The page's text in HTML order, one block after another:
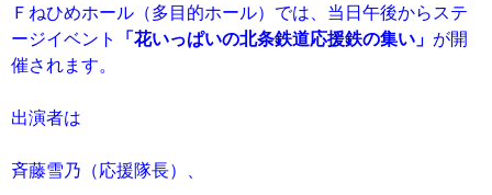
Ｆねひめホール（多目的ホール）では、当日午後からステ
ージイベント
「花いっぱいの北条鉄道応援鉄の集い」 が開
催されます。
出演者は
斉藤雪乃（応援隊長）、